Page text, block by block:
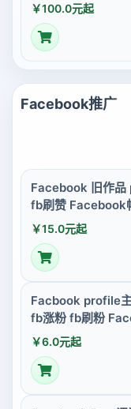
￥100.0元起
Facebook推广
Facebook 旧作品 post
fb刷赞
￥15.0元起
Facbook profile主页粉
fb涨粉 fb刷粉
￥6.0元起